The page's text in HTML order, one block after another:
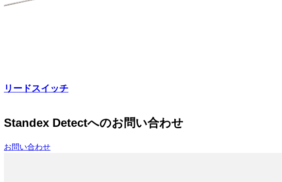
リードスイッチ
Standex Detectへのお問い合わせ
お問い合わせ